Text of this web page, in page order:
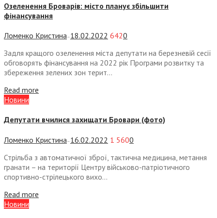
Озеленення Броварів: місто планує збільшити
фінансування
Ломенко Кристина— 18.02.2022 6420
Задля кращого озеленення міста депутати на березневій сесії
обговорять фінансування на 2022 рік Програми розвитку та
збереження зелених зон терит...
Read more
Новини
Депутати вчилися захищати Бровари (фото)
Ломенко Кристина — 16.02.2022 1 5600
Стрільба з автоматичної зброї, тактична медицина, метання
гранати – на території Центру військово-патріотичного
спортивно-стрілецького вихо...
Read more
Новини